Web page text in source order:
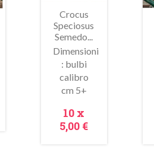
Anteprima
Crocus
Speciosus
Semedo...
Dimensioni
: bulbi
calibro
cm 5+
Prezzo
10 x
5,00 €